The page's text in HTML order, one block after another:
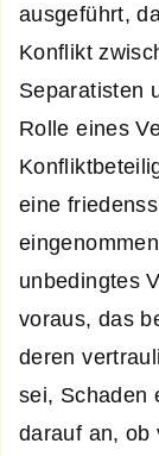
ausgeführt,
Konflikt
Separatisten
Rolle eines
eine
unbedingtes
voraus, das
deren
sei, Schaden
darauf an, ob